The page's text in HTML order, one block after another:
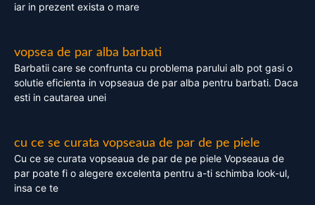
iar in prezent exista o mare
vopsea de par alba barbati
Barbatii care se confrunta cu problema parului alb pot gasi o
solutie eficienta in vopseaua de par alba pentru barbati. Daca
esti in cautarea unei
cu ce se curata vopseaua de par de pe piele
Cu ce se curata vopseaua de par de pe piele Vopseaua de
par poate fi o alegere excelenta pentru a-ti schimba look-ul,
insa ce te